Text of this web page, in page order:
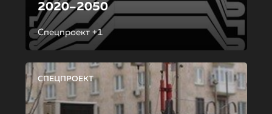
2020–2050
Спецпроект +1
СПЕЦПРОЕКТ